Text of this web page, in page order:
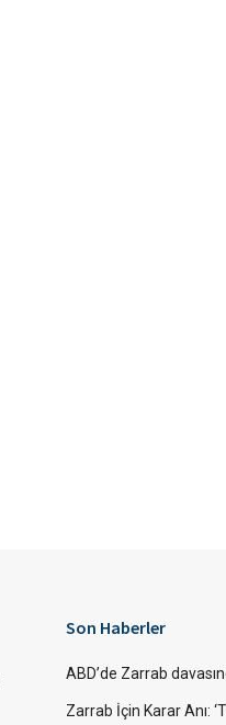
Son Haberler
ABD’de Zarrab
Zarrab İçin Karar Anı: